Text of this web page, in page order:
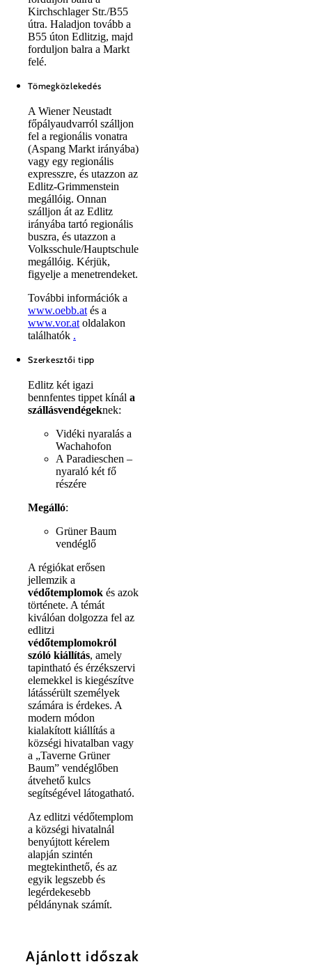
Kirchschlager Str./B55
útra. Haladjon tovább a
B55 úton Edlitzig, majd
forduljon balra a Markt
felé.
Tömegközlekedés
A Wiener Neustadt
főpályaudvarról szálljon
fel a regionális vonatra
(Aspang Markt irányába)
vagy egy regionális
expresszre, és utazzon az
Edlitz-Grimmenstein
megállóig. Onnan
szálljon át az Edlitz
irányába tartó regionális
buszra, és utazzon a
Volksschule/Hauptschule
megállóig. Kérjük,
figyelje a menetrendeket.
További információk a
www.oebb.at és a
www.vor.at oldalakon
találhatók .
Szerkesztői tipp
Edlitz két igazi
bennfentes tippet kínál a
szállásvendégeknek:
Vidéki nyaralás a
Wachahofon
A Paradieschen –
nyaraló két fő
részére
Megálló:
Grüner Baum
vendéglő
A régiókat erősen
jellemzik a
védőtemplomok és azok
története. A témát
kiválóan dolgozza fel az
edlitzi
védőtemplomokról
szóló kiállítás, amely
tapintható és érzékszervi
elemekkel is kiegészítve
látássérült személyek
számára is érdekes. A
modern módon
kialakított kiállítás a
községi hivatalban vagy
a „Taverne Grüner
Baum” vendéglőben
átvehető kulcs
segítségével látogatható.
Az edlitzi védőtemplom
a községi hivatalnál
benyújtott kérelem
alapján szintén
megtekinthető, és az
egyik legszebb és
legérdekesebb
példánynak számít.
Ajánlott időszak